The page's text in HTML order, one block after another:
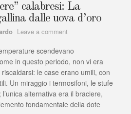
calabresi: La
dalle uova d’oro
Leave a comment
da
“braciere”
calabresi:
leggenda
della
gallina
scendevano
in questo periodo, non vi era
le case erano umili, con
Un miraggio i termosifoni, le stufe
alternativa era il braciere,
fondamentale della dote